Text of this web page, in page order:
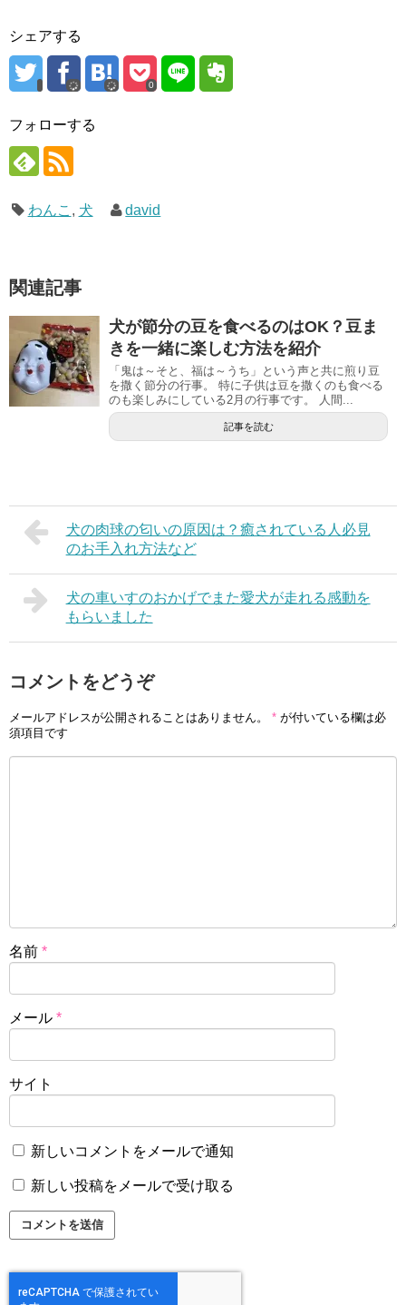
シェアする
0
フォローする
わんこ , 犬 david
関連記事
犬が節分の豆を食べるのはOK？豆ま
きを一緒に楽しむ方法を紹介
「鬼は～そと、福は～うち」という声と共に煎り豆
を撒く節分の行事。 特に子供は豆を撒くのも食べる
のも楽しみにしている2月の行事です。 人間...
記事を読む
犬の肉球の匂いの原因は？癒されている人必見
のお手入れ方法など
犬の車いすのおかげでまた愛犬が走れる感動を
もらいました
コメントをどうぞ
メールアドレスが公開されることはありません。 * が付いている欄は必
須項目です
名前 *
メール *
サイト
新しいコメントをメールで通知
新しい投稿をメールで受け取る